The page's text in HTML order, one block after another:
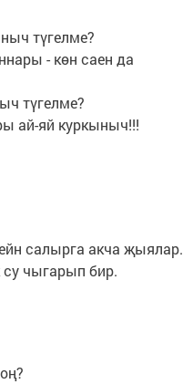
түгелме?
- көн саен да
түгелме?
ай-яй куркыныч!!!
салырга акча җыялар.
су чыгарып бир.